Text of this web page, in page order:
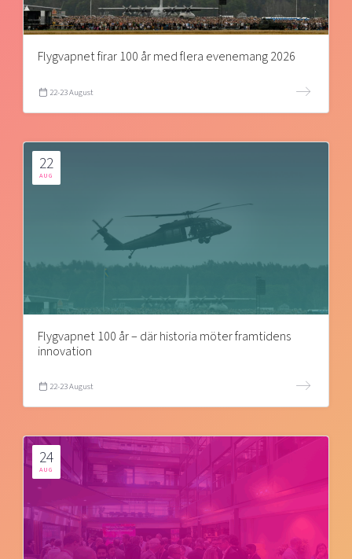
Flygvapnet firar 100 år med flera evenemang 2026
22-23 August
22
AUG
Flygvapnet 100 år – där historia möter framtidens
innovation
22-23 August
24
AUG